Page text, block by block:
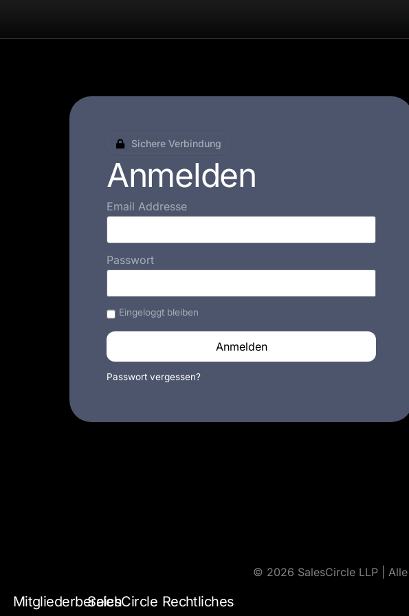
Sichere Verbindung
Anmelden
Email Addresse
Passwort
Eingeloggt bleiben
Anmelden
Passwort vergessen?
MitgliederbereichSalesCircle Rechtliches
© 2026 SalesCircle LLP |